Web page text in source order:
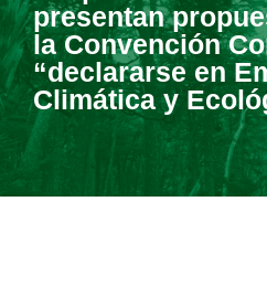
presentan
la Convención
“declararse en
Climática y